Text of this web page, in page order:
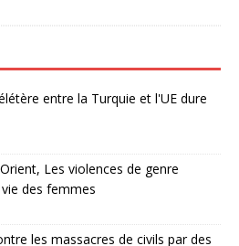
entre la Turquie et l'UE dure
Les violences de genre
des femmes
les massacres de civils par des